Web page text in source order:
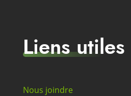
Liens utiles
Nous joindre